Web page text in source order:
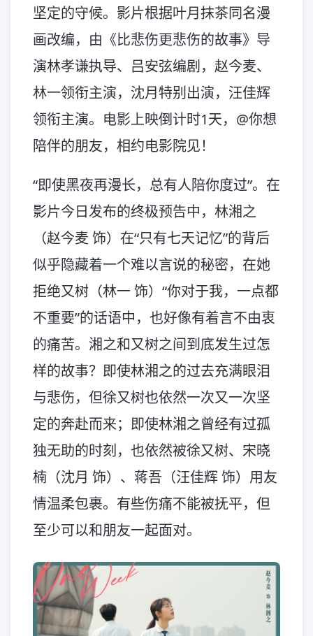
坚定的守候。影片根据叶月抹茶同名漫
画改编，由《比悲伤更悲伤的故事》导
演林孝谦执导、吕安弦编剧，赵今麦、
林一领衔主演，沈月特别出演，汪佳辉
领衔主演。电影上映倒计时1天，@你想
陪伴的朋友，相约电影院见！
“即使黑夜再漫长，总有人陪你度过”。在
影片今日发布的终极预告中，林湘之
（赵今麦 饰）在“只有七天记忆”的背后
似乎隐藏着一个难以言说的秘密，在她
拒绝又树（林一 饰）“你对于我，一点都
不重要”的话语中，也好像有着言不由衷
的痛苦。湘之和又树之间到底发生过怎
样的故事？即使林湘之的过去充满眼泪
与悲伤，但徐又树也依然一次又一次坚
定的奔赴而来；即使林湘之曾经有过孤
独无助的时刻，也依然被徐又树、宋晓
楠（沈月 饰）、蒋吾（汪佳辉 饰）用友
情温柔包裹。有些伤痛不能被抚平，但
至少可以和朋友一起面对。